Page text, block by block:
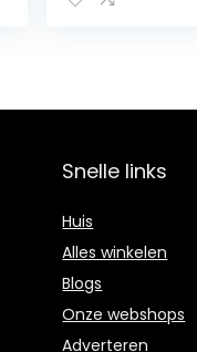
Snelle links
Huis
Alles winkelen
Blogs
Onze webshops
Adverteren